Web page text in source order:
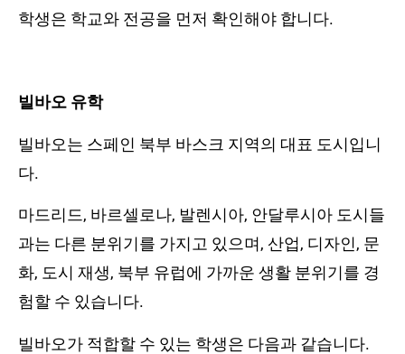
학생은 학교와 전공을 먼저 확인해야 합니다.
빌바오 유학
빌바오는 스페인 북부 바스크 지역의 대표 도시입니
다.
마드리드, 바르셀로나, 발렌시아, 안달루시아 도시들
과는 다른 분위기를 가지고 있으며, 산업, 디자인, 문
화, 도시 재생, 북부 유럽에 가까운 생활 분위기를 경
험할 수 있습니다.
빌바오가 적합할 수 있는 학생은 다음과 같습니다.